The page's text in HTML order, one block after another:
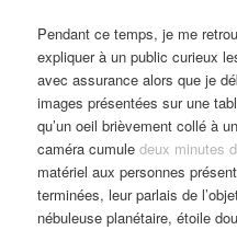
Pendant ce temps, je me
expliquer à un public curieux
avec assurance alors que je
images présentées sur une
qu’un oeil brièvement collé à
caméra cumuledeux minutes
matériel aux personnes
terminées, leur parlais de
nébuleuse planétaire, étoile